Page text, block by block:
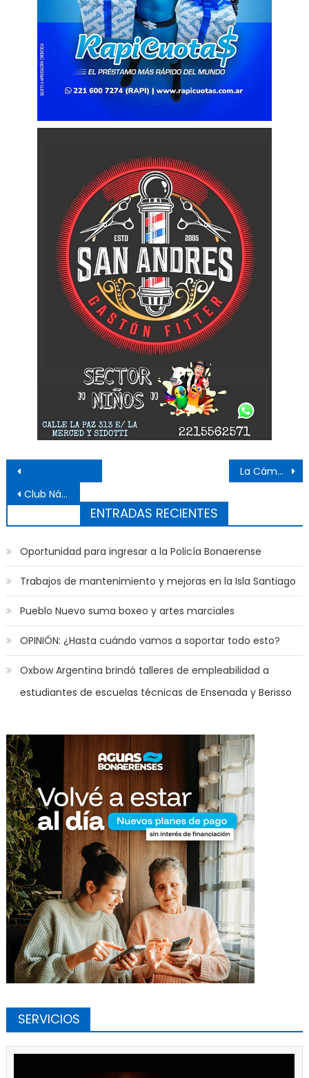
Navegación de entradas
Club Náutico demolió su histórica pileta y construirá nuevas piscinas
La Cámara de Comercio organizó una competencia en su Centro Acuático
ENTRADAS RECIENTES
Oportunidad para ingresar a la Policía Bonaerense
Trabajos de mantenimiento y mejoras en la Isla Santiago
Pueblo Nuevo suma boxeo y artes marciales
OPINIÓN: ¿Hasta cuándo vamos a soportar todo esto?
Oxbow Argentina brindó talleres de empleabilidad a
estudiantes de escuelas técnicas de Ensenada y Berisso
SERVICIOS